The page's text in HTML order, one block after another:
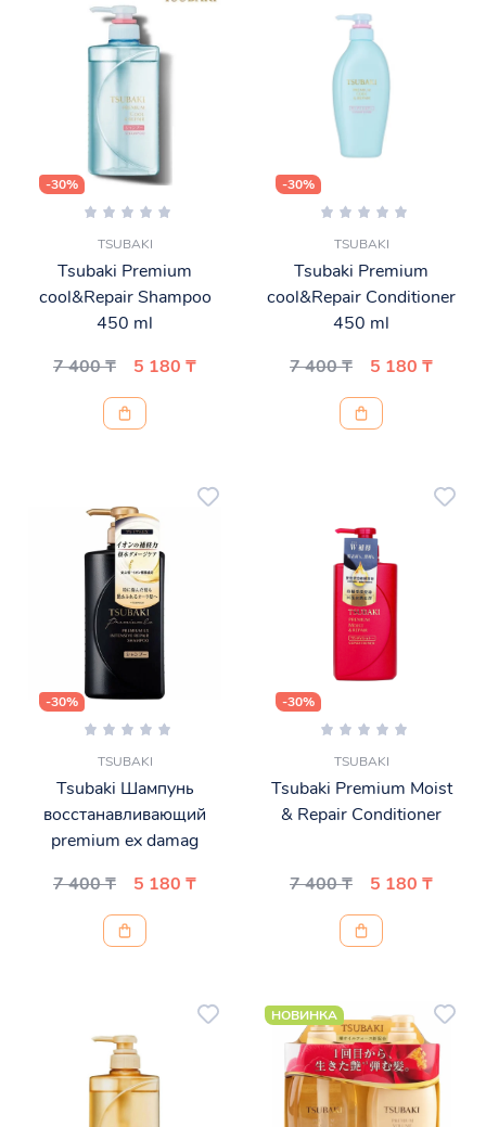
-30%
TSUBAKI
Tsubaki Premium
cool&Repair Shampoo
450 ml
7 400 ₸
5 180 ₸
-30%
TSUBAKI
Tsubaki Premium
cool&Repair Conditioner
450 ml
7 400 ₸
5 180 ₸
-30%
TSUBAKI
Tsubaki Шампунь
восстанавливающий
premium ex damag
7 400 ₸
5 180 ₸
-30%
TSUBAKI
Tsubaki Premium Moist
& Repair Conditioner
7 400 ₸ 5 180 ₸
НОВИНКА